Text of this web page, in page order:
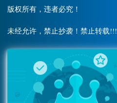
版权所有，违者必究！
未经允许，禁止抄袭！禁止转载!!!